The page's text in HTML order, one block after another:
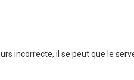
incorrecte, il se peut que le